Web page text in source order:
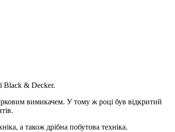
Black & Decker.
вимикачем. У тому ж році був відкритий
а також дрібна побутова техніка.